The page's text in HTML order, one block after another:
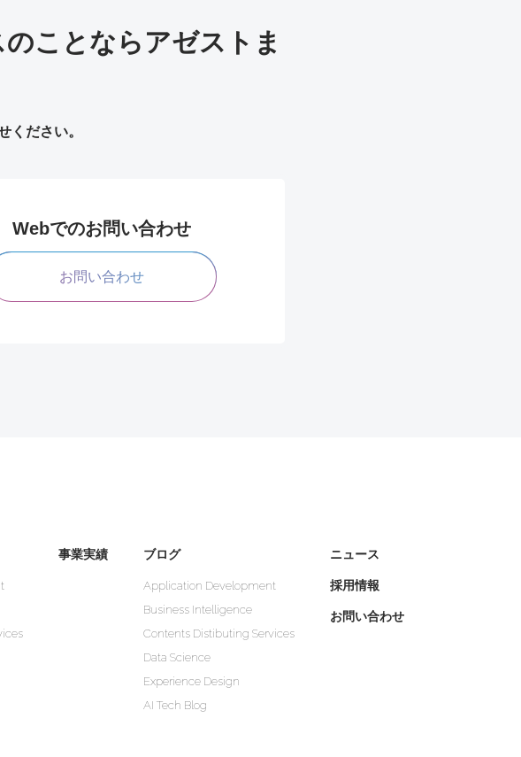
ことならアゼストま
ください。
Webでのお問い合わせ
お問い合わせ
事業実績 ブログ
Application Development
Business Intelligence
Contents Distibuting Services
Data Science
Experience Design
AI Tech Blog
ニュース
採用情報
お問い合わせ